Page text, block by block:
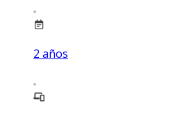
2 años